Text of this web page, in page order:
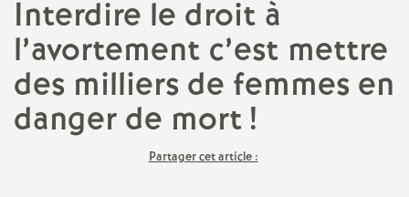
t
N
Interdire le droit à
l’avortement c’est mettre
des milliers de femmes en
danger de mort!
Partager cet article :